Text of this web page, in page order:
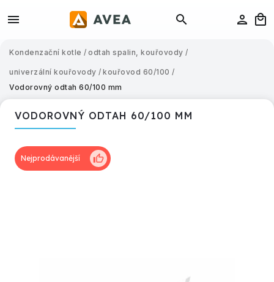
Kondenzační kotle / odtah spalin, kouřovody /
univerzální kouřovody / kouřovod 60/100 /
Vodorovný odtah 60/100 mm
VODOROVNÝ ODTAH 60/100 MM